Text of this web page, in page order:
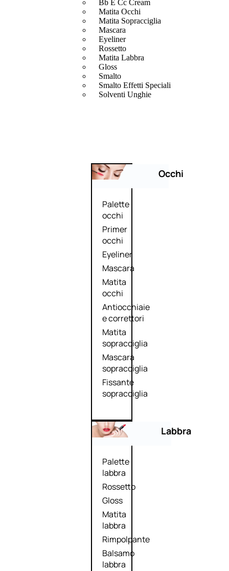
Bb E Cc Cream
Matita Occhi
Matita Sopracciglia
Mascara
Eyeliner
Rossetto
Matita Labbra
Gloss
Smalto
Smalto Effetti Speciali
Solventi Unghie
Occhi
Palette
occhi
Primer
occhi
Eyeliner
Mascara
Matita
occhi
Antiocchiaie
e correttori
Matita
sopracciglia
Mascara
sopracciglia
Fissante
sopracciglia
Labbra
Palette
labbra
Rossetto
Gloss
Matita
labbra
Rimpolpante
Balsamo
labbra